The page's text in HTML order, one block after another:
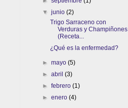
▼junio(2)
Trigo Sarraceno con
Verduras y Champiñones
(Receta...
¿Qué es la enfermedad?
►mayo(5)
►abril(3)
►febrero(1)
►enero(4)